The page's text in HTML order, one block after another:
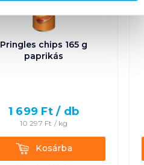
Pringles chips 165 g
paprikás
1 699 Ft / db
10 297 Ft / kg
KosárbaKosárba